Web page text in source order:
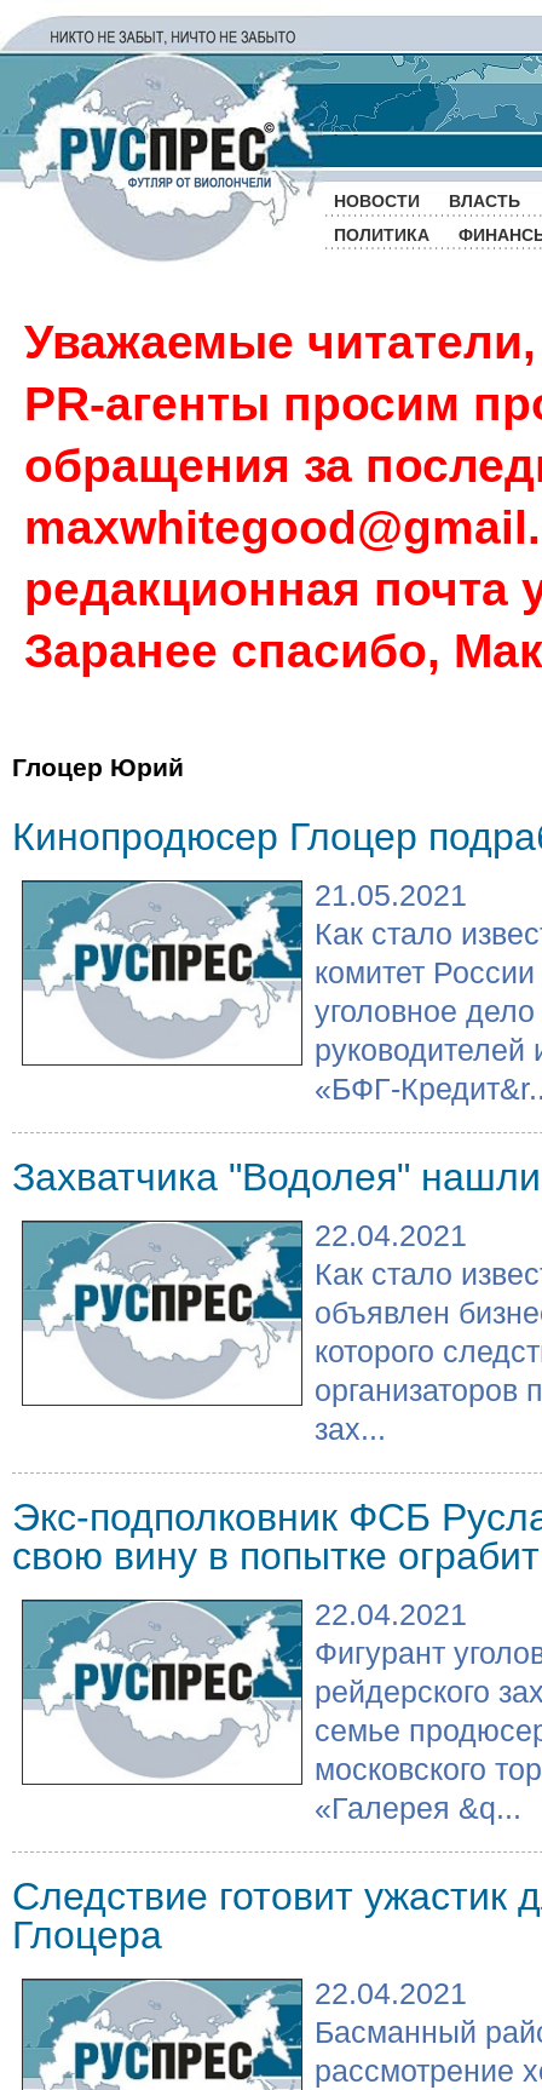
НОВОСТИ
ВЛАСТЬ
ПОЛИТИКА
Уважаемые
PR-агенты просим
обращения за
редакционная почта
Заранее спасибо,
Глоцер Юрий
Кинопродюсер Глоцер
21.05.2021
Как стало
комитет
уголовное
руководителей
«БФГ-
Захватчика "Водолея"
22.04.2021
Как стало
объявлен
которого
организаторов
зах...
Экс-подполковник ФСБ
свою вину в попытке
22.04.2021
Фигурант
рейдерского
семье
московского
«Галерея &q...
Следствие готовит ужастик
Глоцера
22.04.2021
Басманный
рассмотрение